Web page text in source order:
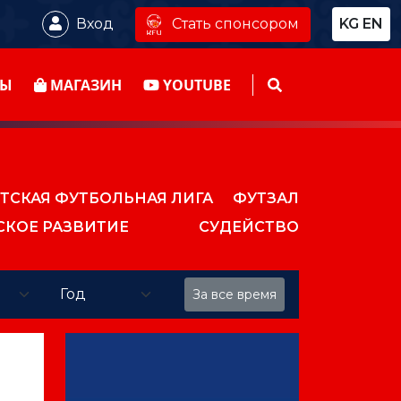
Вход Стать спонсором KG EN
МАГАЗИН YOUTUBE
ФУТБОЛЬНАЯ ЛИГА
ФУТЗАЛ
РАЗВИТИЕ
СУДЕЙСТВО
За все время